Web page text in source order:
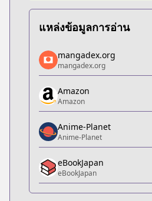
แหล่งข้อมูลการอ่าน
mangadex.org
mangadex.org
https://mangadex.org/
Amazon
Amazon
https://
Anime-Planet
Anime-Planet
https://www.anime-
eBookJapan
eBookJapan
mangadex.org
mangadex.org
Amazon
Amazon
Anime-Planet
Anime-Planet
eBookJapan
eBookJapan